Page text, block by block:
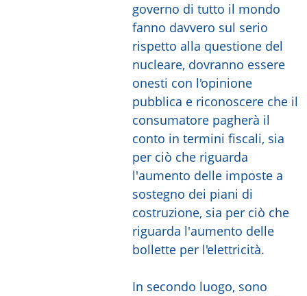
governo di tutto il mondo
fanno davvero sul serio
rispetto alla questione del
nucleare, dovranno essere
onesti con l'opinione
pubblica e riconoscere che il
consumatore pagherà il
conto in termini fiscali, sia
per ciò che riguarda
l'aumento delle imposte a
sostegno dei piani di
costruzione, sia per ciò che
riguarda l'aumento delle
bollette per l'elettricità.
In secondo luogo, sono